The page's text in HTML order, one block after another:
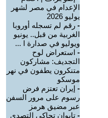
الإعدام في مصر لشهر
يوليو 2026
- رقم لم تسجله أوروبا
الغربية من قبل.. يونيو
ويوليو في صدارة ا ...
- استعراض لوح
التجديف: مشاركون
متنكرون يطفون في نهر
موسكو
- إيران تعتزم فرض
رسوم على مرور السفن
عبر مضيق هرمز
- تايوان تحاكي التصدي